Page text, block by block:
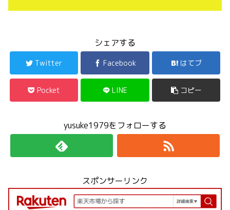
シェアする
Twitter Facebook はてブ
Pocket LINE コピー
yusuke1979をフォローする
スポンサーリンク